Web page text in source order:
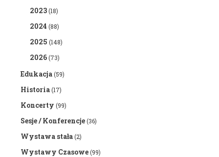
2023(18)
2024 (88)
2025 (148)
2026(73)
Edukacja(59)
Historia(17)
Koncerty (99)
Sesje / Konferencje(36)
Wystawa stała(2)
Wystawy Czasowe(99)